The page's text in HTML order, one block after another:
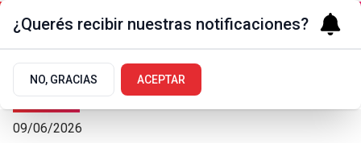
La Ciudad
09/06/2026
¿Querés recibir nuestras notificaciones?
NO, GRACIAS ACEPTAR